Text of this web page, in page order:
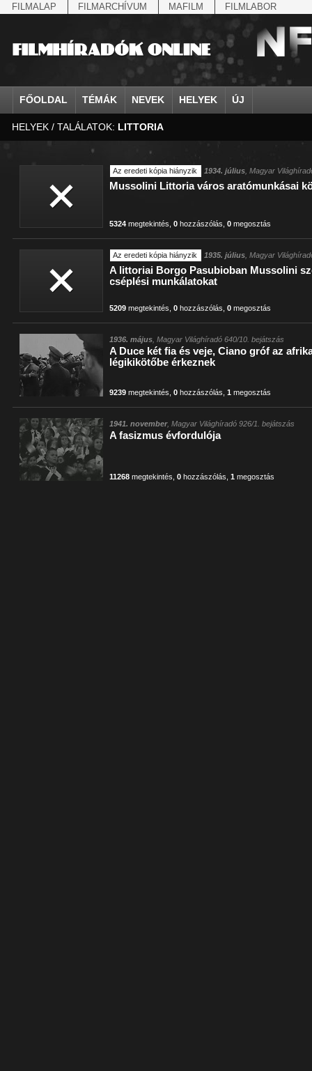
FILMALAP FILMARCHÍVUM MAFILM FILMLABOR
FŐOLDAL TÉMÁK NEVEK HELYEK ÚJ
agrárium
államfő
állatvilág
amerikai magyarok
Anschluss
antant
antant
április 4.
arisztokrácia
IV. Béla, magyar királ...
Aarons-Hughes, Ruth
Aczél György
Aczél Ilona
Ádám Zoltán
Ady Endre
Agárdi Gábor
Ágotai Géza, dr.
Aimone savoya-
Albert Ferenc
Albert Ferenc
Aarau
Abapuszta
Ácsteszér
Addisz-Abeba
Adony
Adua
Afrika
Alag
Albánia
HELYEK / TALÁLATOK: LITTORIA
Az eredeti kópia hiányzik 1934. július , Magyar
Mussolini Littoria város aratómunkásai
5324 megtekintés ,0 hozzászólás ,0 megosztás
Az eredeti kópia hiányzik 1935. július , Magyar
A littoriai Borgo Pasubioban Mussolini
cséplési munkálatokat
5209 megtekintés ,0 hozzászólás ,0 megosztás
1936. május , Magyar Világhíradó 640/10. bejátszás
A Duce két fia és veje, Ciano gróf az
légikikötőbe érkeznek
9239 megtekintés ,0 hozzászólás ,1 megosztás
1941. november, Magyar Világhíradó 926/1. bejátszás
A fasizmus évfordulója
11268 megtekintés ,0 hozzászólás ,1 megosztás